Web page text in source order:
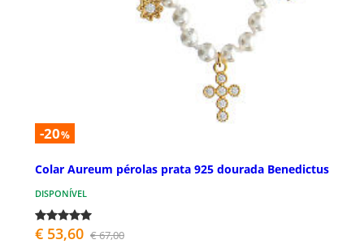
-20%
Colar Aureum pérolas prata 925 dourada Benedictus
DISPONÍVEL
€ 53,60 € 67,00